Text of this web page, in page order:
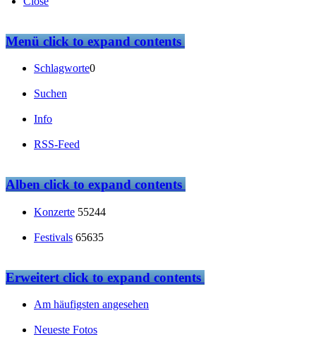
Menüclick to expand contents
Schlagworte0
Suchen
Info
RSS-Feed
Albenclick to expand contents
Konzerte 55244
Festivals 65635
Erweitertclick to expand contents
Am häufigsten angesehen
Neueste Fotos